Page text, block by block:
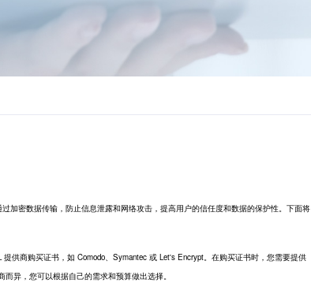
加密数据传输，防止信息泄露和网络攻击，提高用户的信任度和数据的保护性。下面将
商购买证书，如 Comodo、Symantec 或 Let's Encrypt。在购买证书时，您需要提供
异，您可以根据自己的需求和预算做出选择。